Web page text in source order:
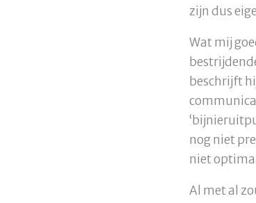
zijn dus
Wat mij
beschrijft
nog niet
niet
Al met al